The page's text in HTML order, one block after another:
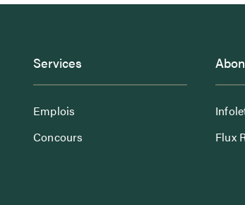
Services
Emplois
Concours
Flux